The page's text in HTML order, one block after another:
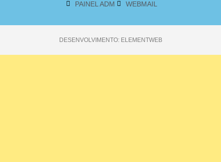
PAINEL ADM WEBMAIL
DESENVOLVIMENTO: ELEMENTWEB